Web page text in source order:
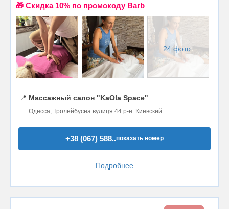
🎁 Cкидка 10% по промокоду Barb
24 фото
📍 Массажный салон "KaOla Space"
Одесса, Тролейбусна вулиця 44 р-н. Киевский
+38 (067) 588..показать номер
Подробнее